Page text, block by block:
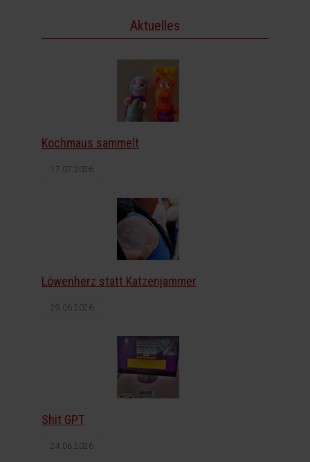
Aktuelles
Kochmaus sammelt
17.07.2026
Löwenherz statt Katzenjammer
29.06.2026
Shit GPT
24.06.2026